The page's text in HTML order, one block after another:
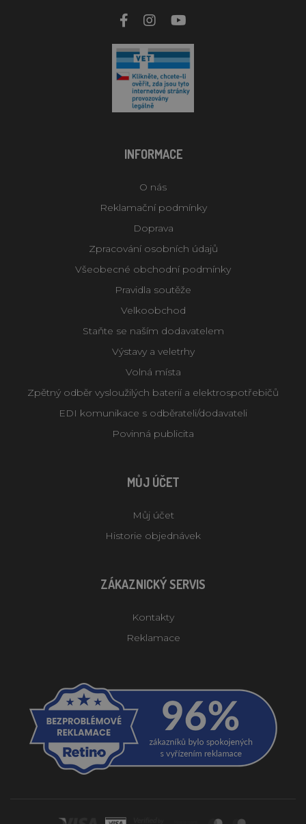
INFORMACE
O nás
Reklamační podmínky
Doprava
Zpracování osobních údajů
Všeobecné obchodní podmínky
Pravidla soutěže
Velkoobchod
Staňte se naším dodavatelem
Výstavy a veletrhy
Volná místa
Zpětný odběr vysloužilých baterií a elektrospotřebičů
EDI komunikace s odběrateli/dodavateli
Povinná publicita
MŮJ ÚČET
Můj účet
Historie objednávek
ZÁKAZNICKÝ SERVIS
Kontakty
Reklamace